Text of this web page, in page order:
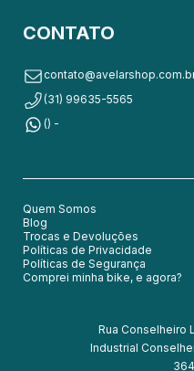
CONTATO
(31) 99635-5565
() -
Quem Somos
Blog
Trocas e Devoluções
Políticas de Privacidade
Políticas de Segurança
Comprei minha bike, e agora?
Rua Conselheiro
Industrial